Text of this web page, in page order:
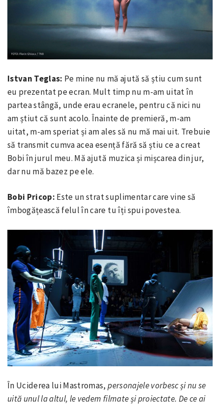
Istvan Teglas: Pe mine nu mă ajută să știu cum sunt
eu prezentat pe ecran. Mult timp nu m-am uitat în
partea stângă, unde erau ecranele, pentru că nici nu
am știut că sunt acolo. Înainte de premieră, m-am
uitat, m-am speriat și am ales să nu mă mai uit. Trebuie
să transmit cumva acea esență fără să știu ce a creat
Bobi în jurul meu. Mă ajută muzica și mișcarea din jur,
dar nu mă bazez pe ele.
Bobi Pricop: Este un strat suplimentar care vine să
îmbogățească felul în care tu îți spui povestea.
În Uciderea lui Mastromas,personajele vorbesc și nu se
uită unul la altul, le vedem filmate și proiectate. De ce ai